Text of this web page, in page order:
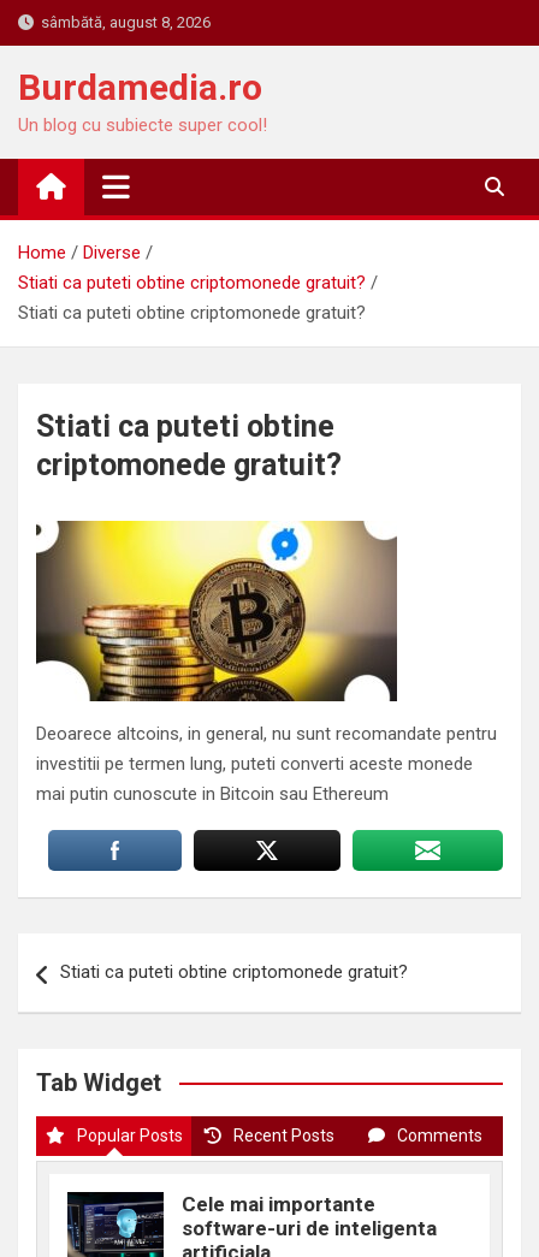
Skip
to
content
sâmbătă, august 8, 2026
Burdamedia.ro
Un blog cu subiecte super cool!
Home
Diverse
Stiati ca puteti obtine criptomonede gratuit?
Stiati ca puteti obtine criptomonede gratuit?
Stiati ca puteti obtine
criptomonede gratuit?
Deoarece altcoins, in general, nu sunt recomandate pentru
investitii pe termen lung, puteti converti aceste monede
mai putin cunoscute in Bitcoin sau Ethereum
în
Stiati ca puteti obtine criptomonede gratuit?
Tab Widget
Popular Posts Recent Posts Comments
Cele mai importante
software-uri de inteligenta
artificiala